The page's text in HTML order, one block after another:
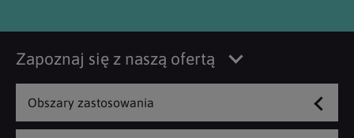
Zapoznaj się z naszą ofertą
Obszary zastosowania